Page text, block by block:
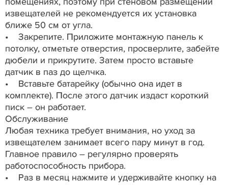
извещателей не рекомендуется их установка
ближе 50 см от угла.
• Закрепите. Приложите монтажную панель к
потолку, отметьте отверстия, просверлите, забейте
дюбели и прикрутите. Затем просто вставьте
датчик в паз до щелчка.
• Вставьте батарейку (обычно она идет в
комплекте). После этого датчик издаст короткий
писк – он работает.
Обслуживание
Любая техника требует внимания, но уход за
извещателем занимает всего пару минут в год.
Главное правило – регулярно проверять
работоспособность прибора.
• Раз в месяц нажмите и удерживайте кнопку на